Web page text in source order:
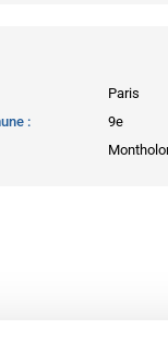
Paris
9e